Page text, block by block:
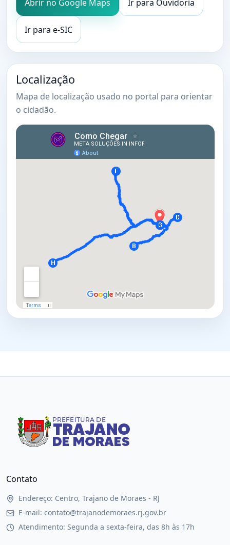
Abrir no Google Maps Ir para Ouvidoria
Ir para e-SIC
Localização
Mapa de localização usado no portal para orientar
o cidadão.
Contato
Endereço: Centro, Trajano de Moraes - RJ
E-mail: contato@trajanodemoraes.rj.gov.br
Atendimento: Segunda a sexta-feira, das 8h às 17h